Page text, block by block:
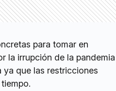
para tomar en
la irrupción de la pandemia
que las restricciones